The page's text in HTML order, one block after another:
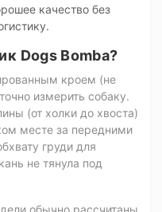
качество без
Dogs Bomba?
кроем (не
измерить собаку.
(от холки до хвоста)
месте за передними
груди для
не тянула под
обычно рассчитаны